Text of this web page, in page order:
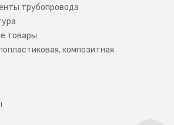
трубопровода
товары
композитная